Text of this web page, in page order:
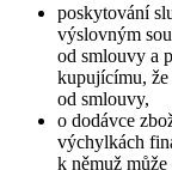
poskytování
výslovným
od smlouvy a
kupujícímu, že
od smlouvy,
o dodávce
výchylkách
k němuž